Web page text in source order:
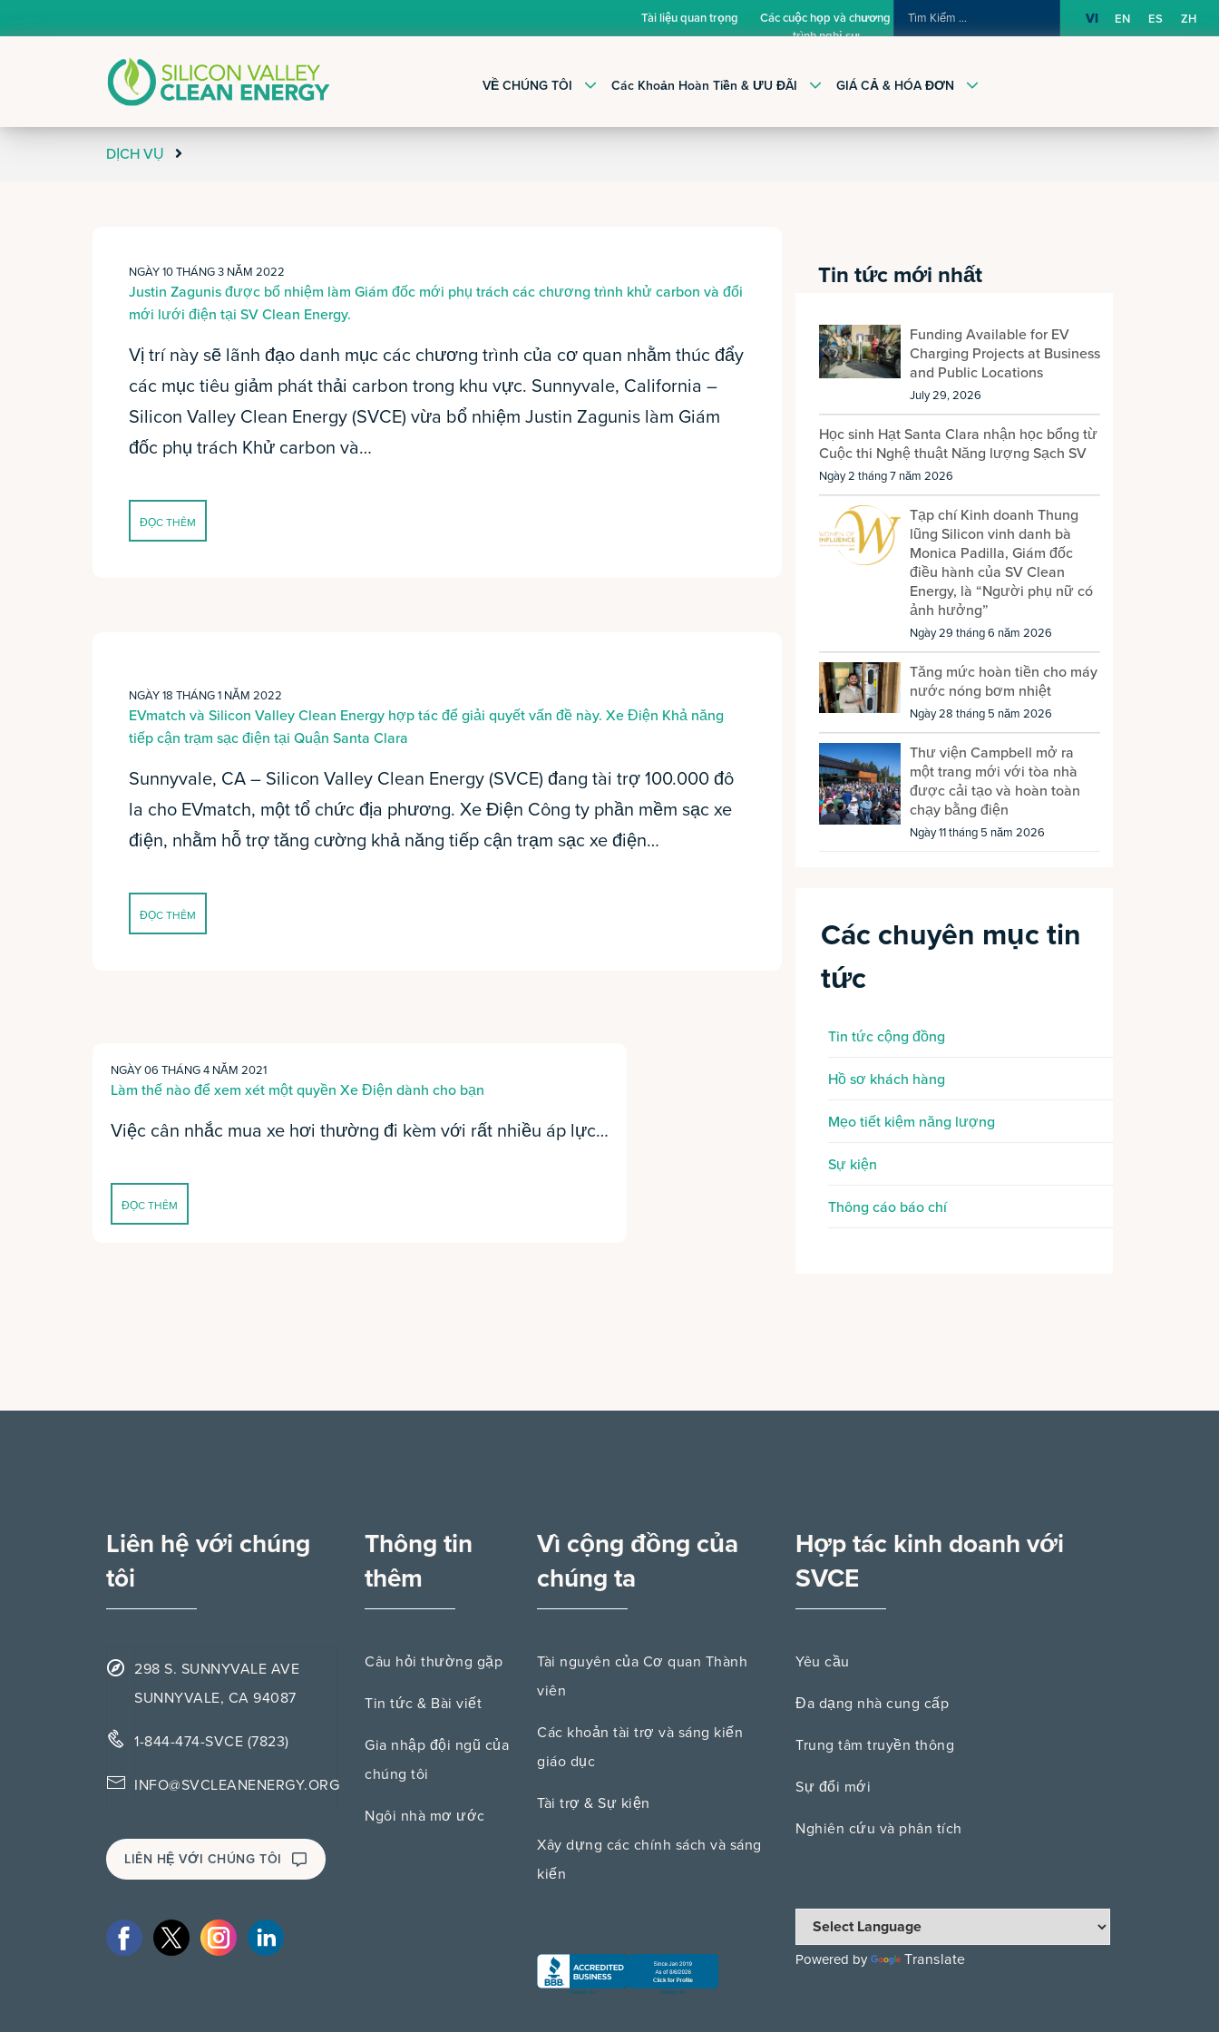
KIẾM:
Các cuộc họp và chương
trình nghị sự
Tài liệu quan trọng VI EN ES ZH
VỀ CHÚNG TÔI Các Khoản Hoàn Tiền & ƯU ĐÃI GIÁ CẢ & HÓA ĐƠN
DỊCH VỤ
NGÀY 10 THÁNG 3 NĂM 2022
Justin Zagunis được bổ nhiệm làm Giám đốc mới phụ trách các chương trình khử carbon và đổi
mới lưới điện tại SV Clean Energy.
Vị trí này sẽ lãnh đạo danh mục các chương trình của cơ quan nhằm thúc đẩy
các mục tiêu giảm phát thải carbon trong khu vực. Sunnyvale, California –
Silicon Valley Clean Energy (SVCE) vừa bổ nhiệm Justin Zagunis làm Giám
đốc phụ trách Khử carbon và…
ĐỌC THÊM
NGÀY 18 THÁNG 1 NĂM 2022
EVmatch và Silicon Valley Clean Energy hợp tác để giải quyết vấn đề này. Xe Điện Khả năng
tiếp cận trạm sạc điện tại Quận Santa Clara
Sunnyvale, CA – Silicon Valley Clean Energy (SVCE) đang tài trợ 100.000 đô
la cho EVmatch, một tổ chức địa phương. Xe Điện Công ty phần mềm sạc xe
điện, nhằm hỗ trợ tăng cường khả năng tiếp cận trạm sạc xe điện…
ĐỌC THÊM
NGÀY 06 THÁNG 4 NĂM 2021
Làm thế nào để xem xét một quyền Xe Điện dành cho bạn
Việc cân nhắc mua xe hơi thường đi kèm với rất nhiều áp lực…
ĐỌC THÊM
Tin tức mới nhất
Funding Available for EV
Charging Projects at Business
and Public Locations
July 29, 2026
Học sinh Hạt Santa Clara nhận học bổng từ
Cuộc thi Nghệ thuật Năng lượng Sạch SV
Ngày 2 tháng 7 năm 2026
Tạp chí Kinh doanh Thung
lũng Silicon vinh danh bà
Monica Padilla, Giám đốc
điều hành của SV Clean
Energy, là “Người phụ nữ có
ảnh hưởng”
Ngày 29 tháng 6 năm 2026
Tăng mức hoàn tiền cho máy
nước nóng bơm nhiệt
Ngày 28 tháng 5 năm 2026
Thư viện Campbell mở ra
một trang mới với tòa nhà
được cải tạo và hoàn toàn
chạy bằng điện
Ngày 11 tháng 5 năm 2026
Các chuyên mục tin
tức
Tin tức cộng đồng
Hồ sơ khách hàng
Mẹo tiết kiệm năng lượng
Sự kiện
Thông cáo báo chí
Liên hệ với chúng
tôi
298 S. SUNNYVALE AVE
SUNNYVALE, CA 94087
1-844-474-SVCE (7823)
INFO@SVCLEANENERGY.ORG
LIÊN HỆ VỚI CHÚNG TÔI
Thông tin
thêm
Câu hỏi thường gặp
Tin tức & Bài viết
Gia nhập đội ngũ của
chúng tôi
Ngôi nhà mơ ước
Vì cộng đồng của
chúng ta
Tài nguyên của Cơ quan Thành
viên
Các khoản tài trợ và sáng kiến ​​
giáo dục
Tài trợ & Sự kiện
Xây dựng các chính sách và sáng
kiến
Hợp tác kinh doanh với
SVCE
Yêu cầu
Đa dạng nhà cung cấp
Trung tâm truyền thông
Sự đổi mới
Nghiên cứu và phân tích
Powered by Translate